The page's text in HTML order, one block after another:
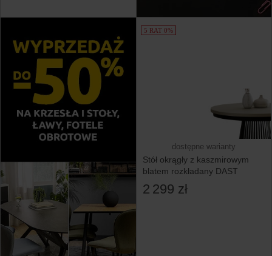
5 RAT 0%
dostępne warianty
Stół okrągły z kaszmirowym
blatem rozkładany DAST
2 299 zł